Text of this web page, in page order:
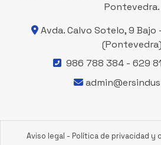
Pontevedra.
Avda. Calvo Sotelo, 9 Bajo
(Pontevedra)
986 788 384- 629
Aviso legal - Política de privacidad y